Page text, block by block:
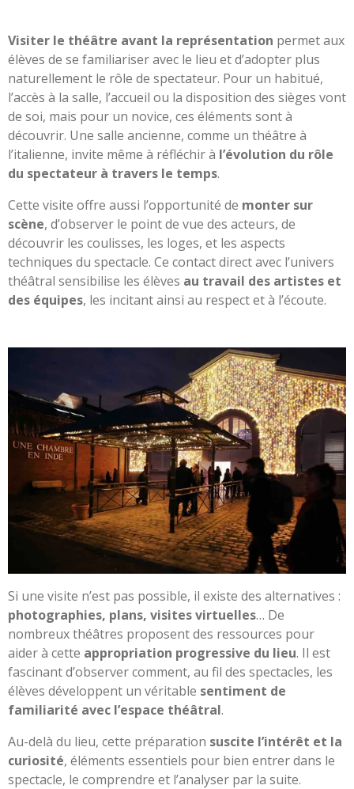
Visiter le théâtre avant la représentation permet aux
élèves de se familiariser avec le lieu et d’adopter plus
naturellement le rôle de spectateur. Pour un habitué,
l’accès à la salle, l’accueil ou la disposition des sièges vont
de soi, mais pour un novice, ces éléments sont à
découvrir. Une salle ancienne, comme un théâtre à
l’italienne, invite même à réfléchir à l’évolution du rôle
du spectateur à travers le temps.
Cette visite offre aussi l’opportunité de monter sur
scène, d’observer le point de vue des acteurs, de
découvrir les coulisses, les loges, et les aspects
techniques du spectacle. Ce contact direct avec l’univers
théâtral sensibilise les élèves au travail des artistes et
des équipes, les incitant ainsi au respect et à l’écoute.
Si une visite n’est pas possible, il existe des alternatives :
photographies, plans, visites virtuelles… De
nombreux théâtres proposent des ressources pour
aider à cette appropriation progressive du lieu. Il est
fascinant d’observer comment, au fil des spectacles, les
élèves développent un véritable sentiment de
familiarité avec l’espace théâtral.
Au-delà du lieu, cette préparation suscite l’intérêt et la
curiosité, éléments essentiels pour bien entrer dans le
spectacle, le comprendre et l’analyser par la suite.